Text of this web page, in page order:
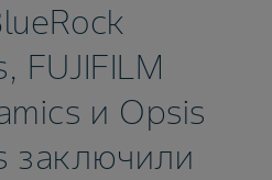
FUJIFILM
и Opsis
заключили